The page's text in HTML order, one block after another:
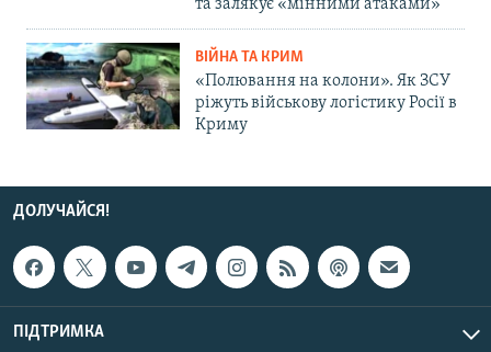
та залякує «мінними атаками»
ВІЙНА ТА КРИМ
«Полювання на колони». Як ЗСУ
ріжуть військову логістику Росії в
Криму
ДОЛУЧАЙСЯ!
ПІДТРИМКА